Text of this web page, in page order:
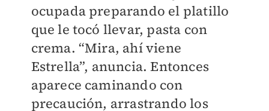
ocupada preparando el platillo
que le tocó llevar, pasta con
crema. “Mira, ahí viene
Estrella”, anuncia. Entonces
aparece caminando con
precaución, arrastrando los